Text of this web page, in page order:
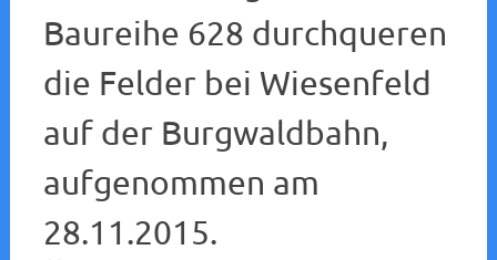
Baureihe 628 durchqueren
die Felder bei Wiesenfeld
auf der Burgwaldbahn,
aufgenommen am
28.11.2015.